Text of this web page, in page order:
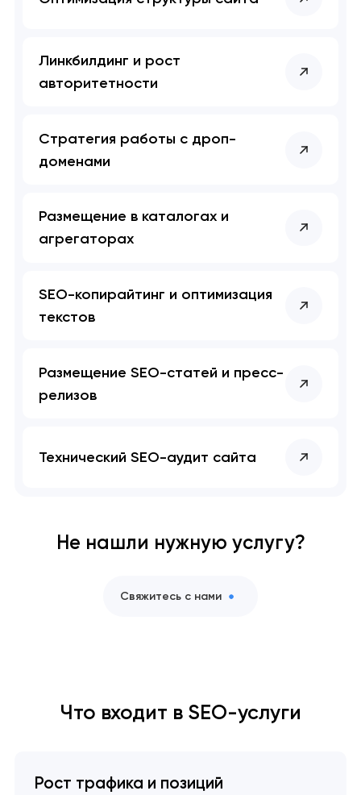
Линкбилдинг и рост
авторитетности
Стратегия работы с дроп-
доменами
Размещение в каталогах и
агрегаторах
SEO-копирайтинг и оптимизация
текстов
Размещение SEO-статей и пресс-
релизов
Технический SEO-аудит сайта
Не нашли нужную услугу?
Свяжитесь с нами
Что входит в SEO-услуги
Рост трафика и позиций